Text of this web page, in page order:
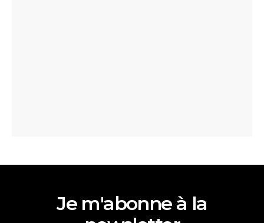
Je m'abonne à la